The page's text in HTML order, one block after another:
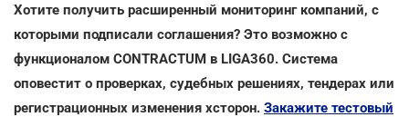
Хотите получить расширенный мониторинг компаний, с
которыми подписали соглашения? Это возможно с
функционалом CONTRACTUM в LIGA360. Система
оповестит о проверках, судебных решениях, тендерах или
регистрационных изменения хсторон. Закажите тестовый